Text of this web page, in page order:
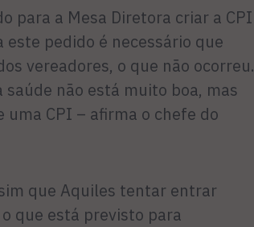
para a Mesa Diretora criar a CPI
este pedido é necessário que
vereadores, o que não ocorreu.
não está muito boa, mas
uma CPI – afirma o chefe do
que Aquiles tentar entrar
que está previsto para